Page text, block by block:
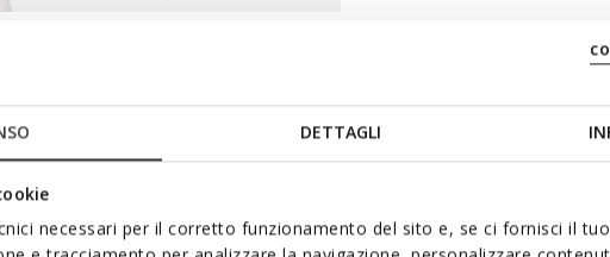
DETTAGLI
necessari per il corretto funzionamento del sito e, se ci fornisci il
ideal for leisure and weekends
black, burgundy and dark blue,
One side is made of structured